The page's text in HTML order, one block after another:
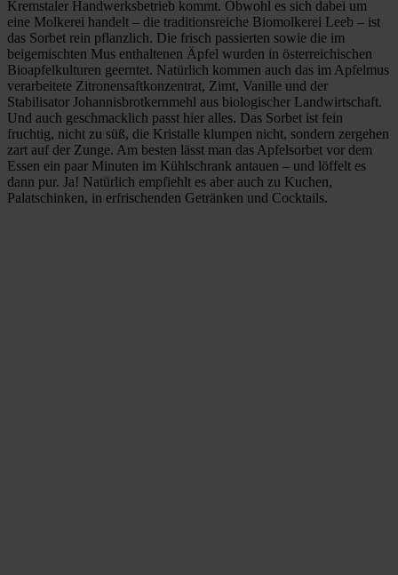
Kremstaler Handwerksbetrieb kommt. Obwohl es sich dabei um
eine Molkerei handelt – die traditionsreiche Biomolkerei Leeb – ist
das Sorbet rein pflanzlich. Die frisch passierten sowie die im
beigemischten Mus enthaltenen Äpfel wurden in österreichischen
Bioapfelkulturen geerntet. Natürlich kommen auch das im Apfelmus
verarbeitete Zitronensaftkonzentrat, Zimt, Vanille und der
Stabilisator Johannisbrotkernmehl aus biologischer Landwirtschaft.
Und auch geschmacklich passt hier alles. Das Sorbet ist fein
fruchtig, nicht zu süß, die Kristalle klumpen nicht, sondern zergehen
zart auf der Zunge. Am besten lässt man das Apfelsorbet vor dem
Essen ein paar Minuten im Kühlschrank antauen – und löffelt es
dann pur. Ja! Natürlich empfiehlt es aber auch zu Kuchen,
Palatschinken, in erfrischenden Getränken und Cocktails.